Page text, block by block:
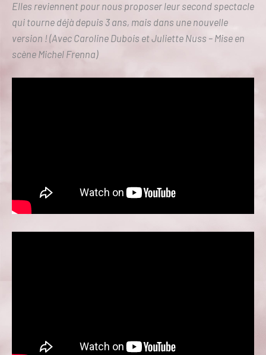
Elles reviennent pour nous proposer leur second spectacle
qui tourne déjà depuis 3 ans, mais dans une nouvelle
version ! (Avec Caroline Dubois et Juliette Nuss – Mise en
scène Michel Frenna)